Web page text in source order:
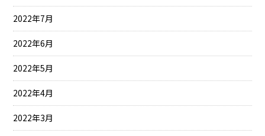
2022年7月
2022年6月
2022年5月
2022年4月
2022年3月